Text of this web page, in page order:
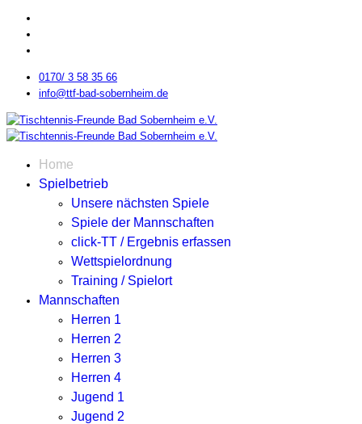
0170/ 3 58 35 66
info@ttf-bad-sobernheim.de
Home
Spielbetrieb
Unsere nächsten Spiele
Spiele der Mannschaften
click-TT / Ergebnis erfassen
Wettspielordnung
Training / Spielort
Mannschaften
Herren 1
Herren 2
Herren 3
Herren 4
Jugend 1
Jugend 2